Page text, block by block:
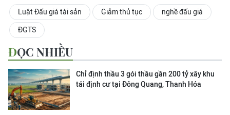
Luật Đấu giá tài sản Giảm thủ tục nghề đấu giá
ĐGTS
ĐỌC NHIỀU
Chỉ định thầu 3 gói thầu gần 200 tỷ xây khu
tái định cư tại Đông Quang, Thanh Hóa